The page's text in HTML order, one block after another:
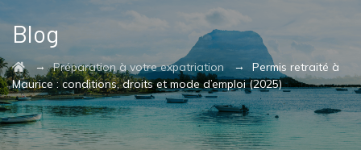
Blog
→Préparation à votre expatriation → Permis retraité à
Maurice : conditions, droits et mode d’emploi (2025)